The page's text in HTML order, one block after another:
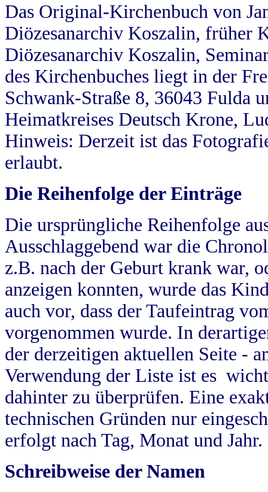
Das Original-Kirchenbuch von
Diözesanarchiv Koszalin, früher
Diözesanarchiv Koszalin,
des Kirchenbuches liegt in der
Schwank-Straße 8, 36043 Fulda
Heimatkreises Deutsch Krone,
Hinweis: Derzeit ist das
erlaubt.
Die Reihenfolge der Einträge
Die ursprüngliche Reihenfolge
Ausschlaggebend war die
z.B. nach der Geburt krank war,
anzeigen konnten, wurde das
auch vor, dass der Taufeintrag
vorgenommen wurde. In
der derzeitigen aktuellen Seite -
Verwendung der Liste ist es
dahinter zu überprüfen. Eine
technischen Gründen nur
erfolgt nach Tag, Monat und Jahr.
Schreibweise der Namen